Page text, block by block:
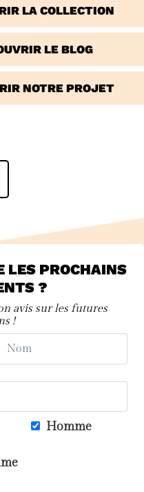
LA COLLECTION
LE BLOG
NOTRE PROJET
LES PROCHAINS
?
avis sur les futures
!
Homme